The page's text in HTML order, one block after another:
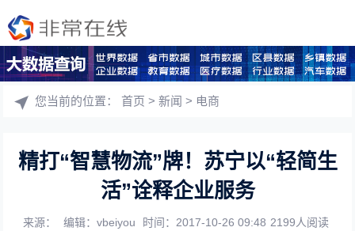
您当前的位置：首页 >新闻 > 电商
精打“智慧物流”牌！苏宁以“轻简生
活”诠释企业服务
来源： 编辑：vbeiyou 时间：2017-10-26 09:48 2199人阅读